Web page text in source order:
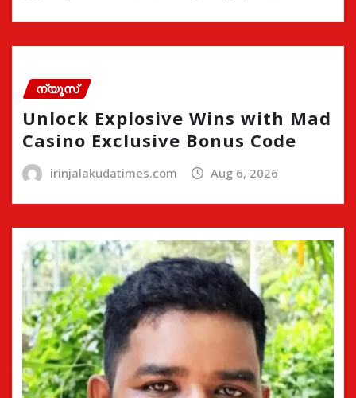
ന്യൂസ്
Unlock Explosive Wins with Mad
Casino Exclusive Bonus Code
irinjalakudatimes.com Aug 6, 2026